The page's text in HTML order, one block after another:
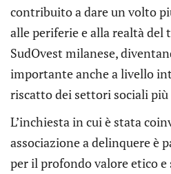
contribuito a dare un volto
alle periferie e alla realtà
SudOvest milanese,
importante anche a livello
riscatto dei settori sociali più
L’inchiesta in cui è stata
associazione a delinquere è
per il profondo valore etico e